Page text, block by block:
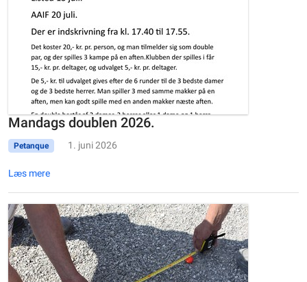
Mandags doublen 2026.
Petanque 1. juni 2026
Læs mere